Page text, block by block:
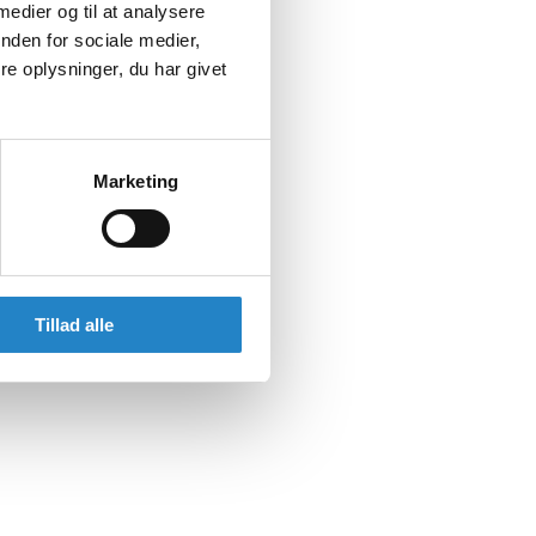
og til at analysere
for sociale medier,
oplysninger, du har givet
Marketing
Tillad alle